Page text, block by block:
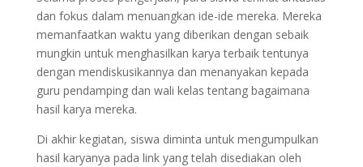
dan fokus dalam menuangkan ide-ide mereka. Mereka
memanfaatkan waktu yang diberikan dengan sebaik
mungkin untuk menghasilkan karya terbaik tentunya
dengan mendiskusikannya dan menanyakan kepada
guru pendamping dan wali kelas tentang bagaimana
hasil karya mereka.
Di akhir kegiatan, siswa diminta untuk mengumpulkan
hasil karyanya pada link yang telah disediakan oleh